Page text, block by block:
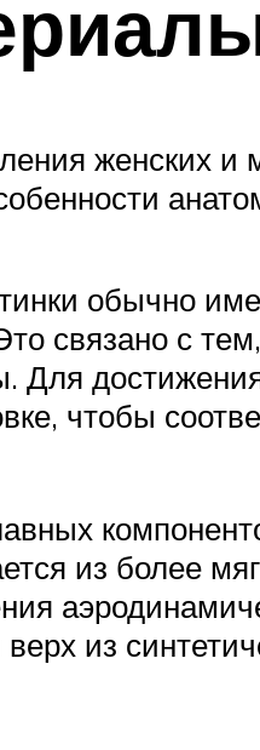
женских
обычно
связано с
Для
чтобы
из более
из